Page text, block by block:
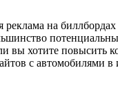
на
вы хотите повысить
с автомобилями в